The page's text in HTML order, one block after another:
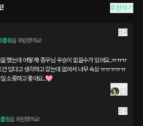
! 후원하기
신고
플링을 후원했어요!
했는데 어떻게! 종우님 우승이 없을수가 있어요..ㅠㅠㅠ
있다고 생각하고 갔는데 없어서 너무 속상 ㅠㅠㅠㅠㅠ
소중하고 좋아요..🩷
신고
링을 후원했어요!